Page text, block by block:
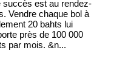
succès est au rendez-
Vendre chaque bol à
20 bahts lui
près de 100 000
par mois. &n...